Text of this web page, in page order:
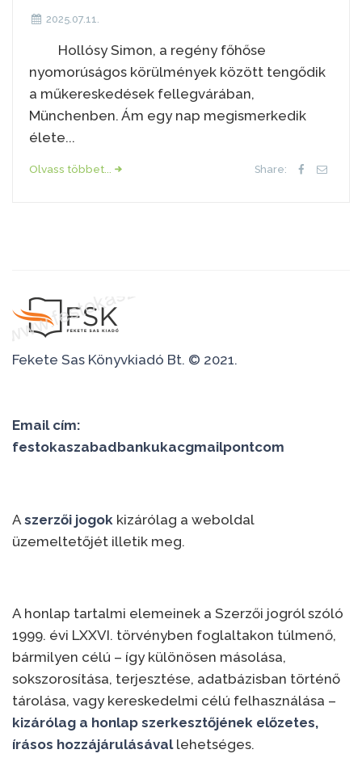
2025.07.11.
Hollósy Simon, a regény főhőse
nyomorúságos körülmények között tengődik
a műkereskedések fellegvárában,
Münchenben. Ám egy nap megismerkedik
élete...
Olvass többet... Share:
Fekete Sas Könyvkiadó Bt. © 2021.
Email cím:
festokaszabadbankukacgmailpontcom
A szerzői jogok kizárólag a weboldal
üzemeltetőjét illetik meg.
A honlap tartalmi elemeinek a Szerzői jogról szóló
1999. évi LXXVI. törvényben foglaltakon túlmenő,
bármilyen célú – így különösen másolása,
sokszorosítása, terjesztése, adatbázisban történő
tárolása, vagy kereskedelmi célú felhasználása –
kizárólag a honlap szerkesztőjének előzetes,
írásos hozzájárulásávallehetséges.